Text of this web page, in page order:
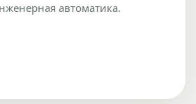
автоматика.